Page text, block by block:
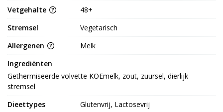
Vetgehalte
48+
Stremsel
Vegetarisch
Allergenen
Melk
Ingrediënten
Gethermiseerde volvette KOEmelk, zout, zuursel, dierlijk
stremsel
Dieettypes
Glutenvrij, Lactosevrij